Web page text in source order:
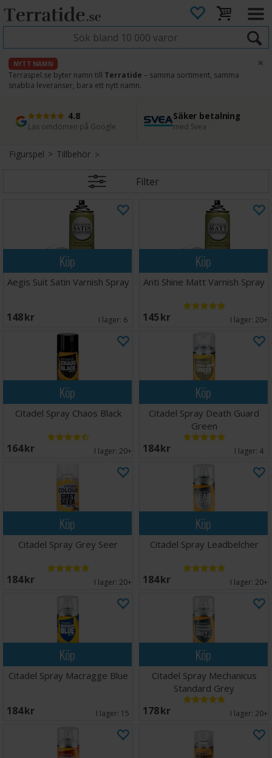
NYTT NAMN
Terraspel.se byter namn till Terratide – samma sortiment, samma
snabba leveranser, bara ett nytt namn.
×
4.8
Läs omdömen på Google
Säker betalning
med Svea
Snabb leverans
Direkt från lager
45 dagars ångerrätt
Enkel retur
Figurspel>Tillbehör
Filter
Köp
Aegis Suit Satin Varnish Spray
148 SEK I lager: 6
Köp
Anti Shine Matt Varnish Spray
145 SEK I lager: 20+
Köp
Citadel Spray Chaos Black
164 SEK I lager: 20+
Köp
Citadel Spray Death Guard
Green
184 SEK I lager: 4
Köp
Citadel Spray Grey Seer
184 SEK I lager: 20+
Köp
Citadel Spray Leadbelcher
184 SEK I lager: 20+
Köp
Citadel Spray Macragge Blue
184 SEK I lager: 15
Köp
Citadel Spray Mechanicus
Standard Grey
178 SEK I lager: 20+